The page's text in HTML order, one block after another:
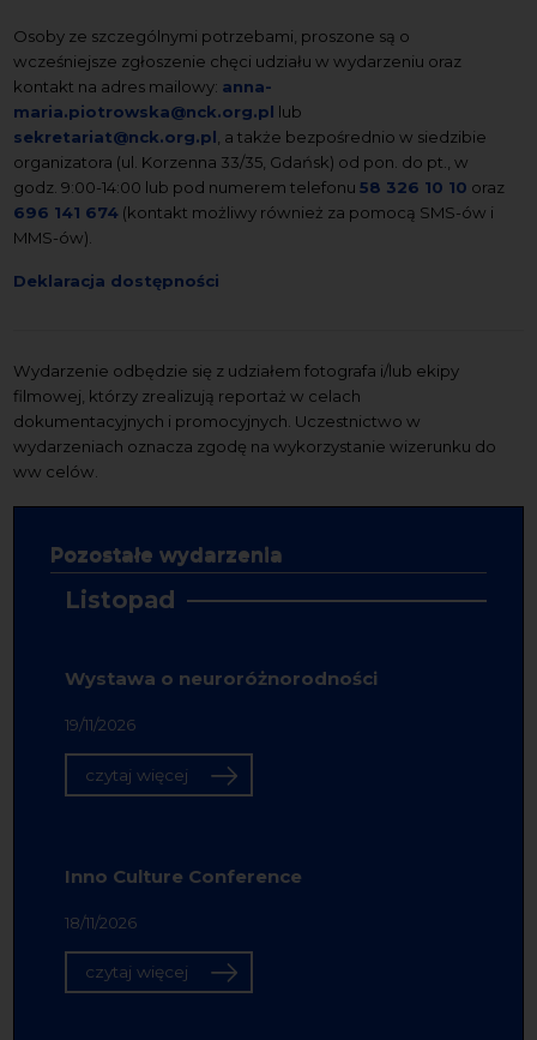
Osoby ze szczególnymi potrzebami, proszone są o
wcześniejsze zgłoszenie chęci udziału w wydarzeniu oraz
kontakt na adres mailowy: anna-
maria.piotrowska@nck.org.pl lub
sekretariat@nck.org.pl , a także bezpośrednio w siedzibie
organizatora (ul. Korzenna 33/35, Gdańsk) od pon. do pt., w
godz. 9:00-14:00 lub pod numerem telefonu58 326 10 10 oraz
696 141 674 (kontakt możliwy również za pomocą SMS-ów i
MMS-ów).
Deklaracja dostępności
Wydarzenie odbędzie się z udziałem fotografa i/lub ekipy
filmowej, którzy zrealizują reportaż w celach
dokumentacyjnych i promocyjnych. Uczestnictwo w
wydarzeniach oznacza zgodę na wykorzystanie wizerunku do
ww celów.
Pozostałe wydarzenia
Listopad
Wystawa o neuroróżnorodności
19/11/2026
czytaj więcej
Inno Culture Conference
18/11/2026
czytaj więcej